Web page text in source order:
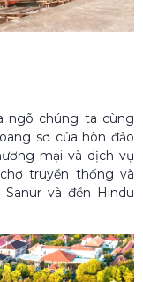
ngõ chúng ta cùng
sơ của hòn đảo
mại và dịch vụ
truyền thống và
và đền Hindu